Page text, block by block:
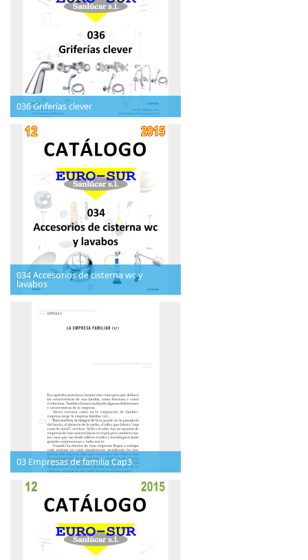
036 Griferías clever
034 Accesorios de cisterna wc y
lavabos
03 Empresas de familia Cap3